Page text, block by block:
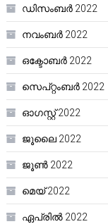
ഡിസംബർ 2022
നവംബർ 2022
ഒക്ടോബർ 2022
സെപ്റ്റംബർ 2022
ഓഗസ്റ്റ്‌ 2022
ജൂലൈ 2022
ജൂൺ 2022
മെയ്‌ 2022
ഏപ്രിൽ 2022